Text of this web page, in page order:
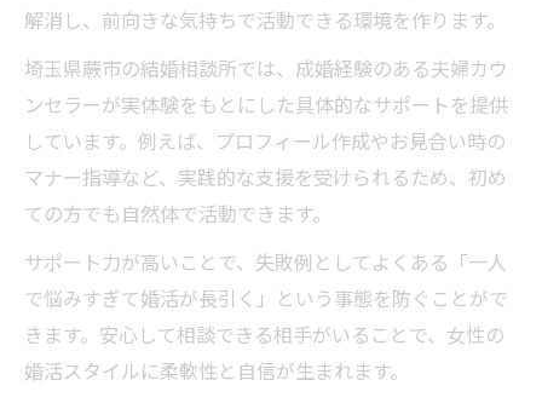
解消し、前向きな気持ちで活動できる環境を作ります。
埼玉県蕨市の結婚相談所では、成婚経験のある夫婦カウ
ンセラーが実体験をもとにした具体的なサポートを提供
しています。例えば、プロフィール作成やお見合い時の
マナー指導など、実践的な支援を受けられるため、初め
ての方でも自然体で活動できます。
サポート力が高いことで、失敗例としてよくある「一人
で悩みすぎて婚活が長引く」という事態を防ぐことがで
きます。安心して相談できる相手がいることで、女性の
婚活スタイルに柔軟性と自信が生まれます。